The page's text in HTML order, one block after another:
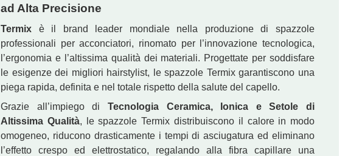
ad Alta Precisione
Termix è il brand leader mondiale nella produzione di spazzole
professionali per acconciatori, rinomato per l’innovazione tecnologica,
l’ergonomia e l’altissima qualità dei materiali. Progettate per soddisfare
le esigenze dei migliori hairstylist, le spazzole Termix garantiscono una
piega rapida, definita e nel totale rispetto della salute del capello.
Grazie all’impiego diTecnologia Ceramica, Ionica e Setole di
Altissima Qualità, le spazzole Termix distribuiscono il calore in modo
omogeneo, riducono drasticamente i tempi di asciugatura ed eliminano
l’effetto crespo ed elettrostatico, regalando alla fibra capillare una